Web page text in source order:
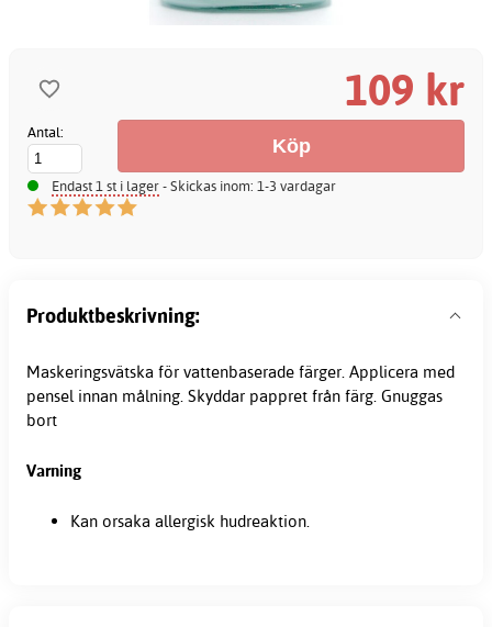
109 kr
Antal:
Endast 1 st i lager- Skickas inom: 1-3 vardagar
Produktbeskrivning:
Maskeringsvätska för vattenbaserade färger. Applicera med
pensel innan målning. Skyddar pappret från färg. Gnuggas
bort
Varning
Kan orsaka allergisk hudreaktion.